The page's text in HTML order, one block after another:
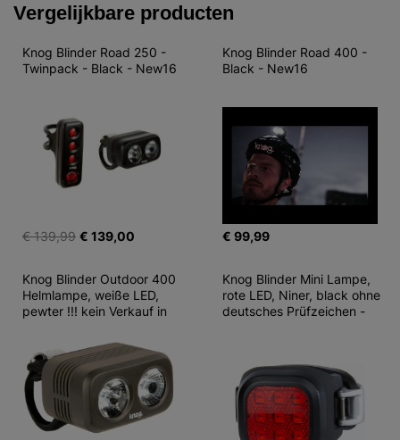
Vergelijkbare producten
Knog Blinder Road 250 -
Twinpack - Black - New16
€ 139,99 € 139,00
Knog Blinder Road 400 -
Black - New16
€ 99,99
Knog Blinder Outdoor 400
Helmlampe, weiße LED,
pewter !!! kein Verkauf in
Knog Blinder Mini Lampe,
rote LED, Niner, black ohne
deutsches Prüfzeichen -